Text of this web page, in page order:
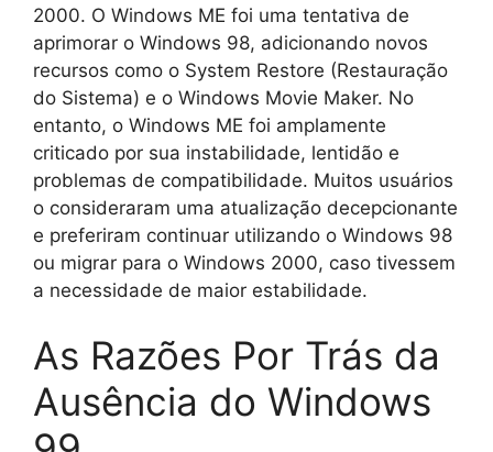
2000. O Windows ME foi uma tentativa de
aprimorar o Windows 98, adicionando novos
recursos como o System Restore (Restauração
do Sistema) e o Windows Movie Maker. No
entanto, o Windows ME foi amplamente
criticado por sua instabilidade, lentidão e
problemas de compatibilidade. Muitos usuários
o consideraram uma atualização decepcionante
e preferiram continuar utilizando o Windows 98
ou migrar para o Windows 2000, caso tivessem
a necessidade de maior estabilidade.
As Razões Por Trás da
Ausência do Windows